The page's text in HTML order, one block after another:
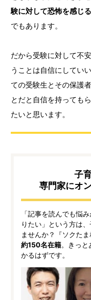
験に対して恐怖を感じ
でもあります。
だから受験に対して不
うことは自信にしてい
ての受験生とその保護
とだと自信を持っても
たいと思います。
子
専門家にオ
「記事を読んでも悩
りたい」という方は
ませんか？『ソクた
約150名在籍。きっ
かるはずです。